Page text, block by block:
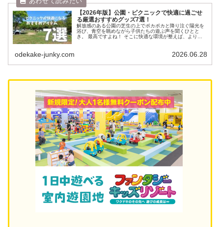
【2026年版】公園・ピクニックで快適に過ごせ
る厳選おすすめグッズ7選！
解放感のある公園の芝生の上でポカポカと降り注ぐ陽光を
浴び、青空を眺めながら子供たちの遊ぶ声を聞くひとと
き。 最高ですよね！ そこに快適な環境が整えば、より充
odekake-junky.com 2026.06.28